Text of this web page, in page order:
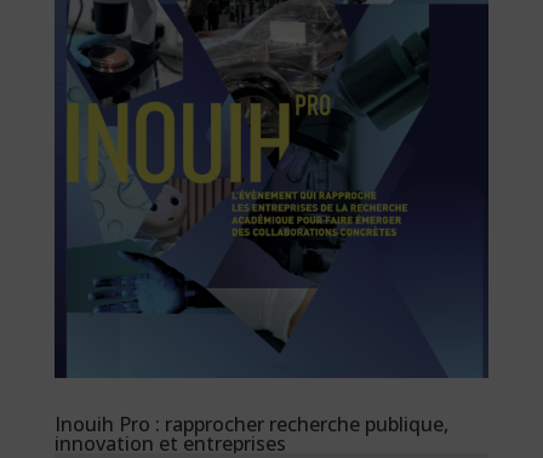
Inouih Pro : rapprocher recherche publique,
innovation et entreprises